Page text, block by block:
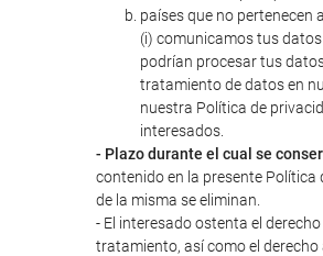
países que no pertenecen
(i) comunicamos tus
podrían procesar tus
tratamiento de datos en
nuestra Política de
interesados.
- Plazo durante el cual se
contenido en la presente Política
de la misma se eliminan.
- El interesado ostenta el
tratamiento, así como el